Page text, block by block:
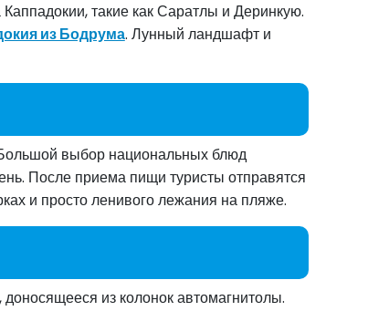
такие как Саратлы и Деринкую.
из Бодрума. Лунный ландшафт и
Большой выбор национальных блюд
После приема пищи туристы отправятся
и просто ленивого лежания на пляже.
из колонок автомагнитолы.